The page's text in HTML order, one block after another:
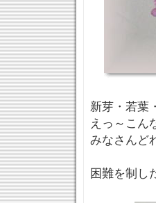
新芽・若葉
えっ～こ
みなさんど
困難を制し